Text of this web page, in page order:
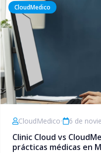
CloudMedico
CloudMedico• 6 de
Clinic Cloud vs
prácticas médicas en